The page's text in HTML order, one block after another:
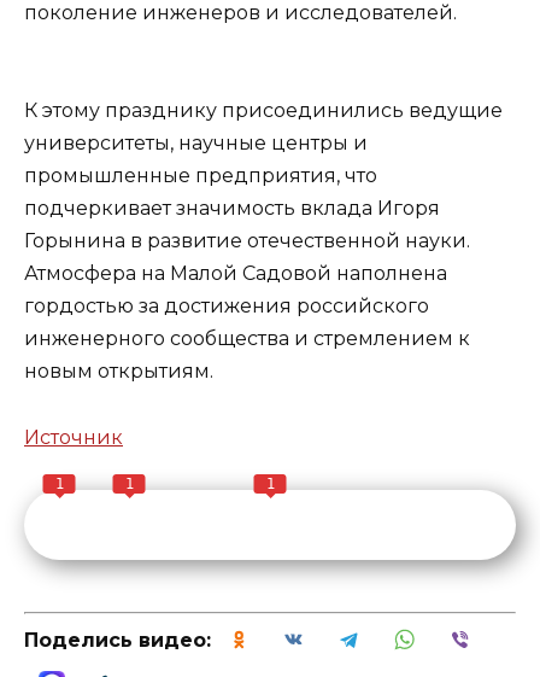
поколение инженеров и исследователей.
К этому празднику присоединились ведущие
университеты, научные центры и
промышленные предприятия, что
подчеркивает значимость вклада Игоря
Горынина в развитие отечественной науки.
Атмосфера на Малой Садовой наполнена
гордостью за достижения российского
инженерного сообщества и стремлением к
новым открытиям.
Источник
1 1 1
Поделись видео: